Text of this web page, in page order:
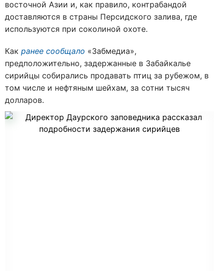
восточной Азии и, как правило, контрабандой
доставляются в страны Персидского залива, где
используются при соколиной охоте.
Как ранее сообщало «Забмедиа»,
предположительно, задержанные в Забайкалье
сирийцы собирались продавать птиц за рубежом, в
том числе и нефтяным шейхам, за сотни тысяч
долларов.